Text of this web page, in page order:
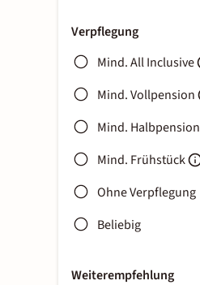
Verpflegung
Mind. All Inclusive
Mind. Vollpension
Mind. Halbpension
Mind. Frühstück
Ohne Verpflegung
Beliebig
Weiterempfehlung